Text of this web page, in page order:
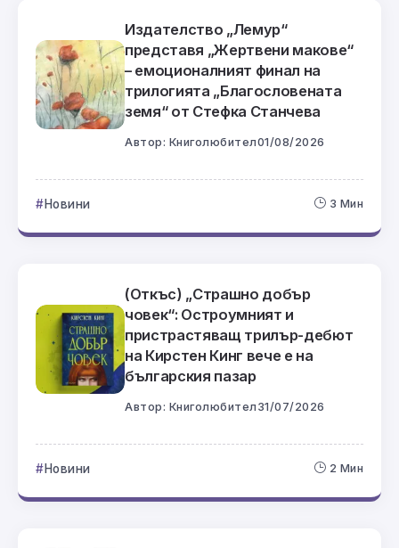
Издателство „Лемур“
представя „Жертвени макове“
– емоционалният финал на
трилогията „Благословената
земя“ от Стефка Станчева
Автор: Книголюбител01/08/2026
Новини 3 Мин
(Откъс) „Страшно добър
човек“: Остроумният и
пристрастяващ трилър-дебют
на Кирстен Кинг вече е на
българския пазар
Автор: Книголюбител 31/07/2026
Новини 2 Мин